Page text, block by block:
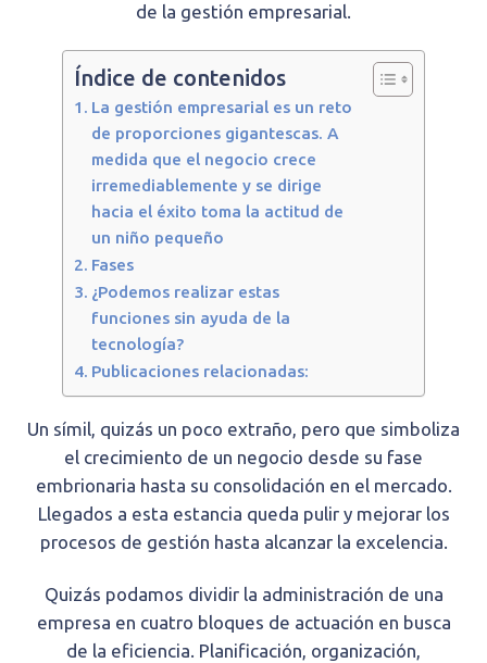
de la gestión empresarial.
Índice de contenidos
La gestión empresarial es un reto
de proporciones gigantescas. A
medida que el negocio crece
irremediablemente y se dirige
hacia el éxito toma la actitud de
un niño pequeño
Fases
¿Podemos realizar estas
funciones sin ayuda de la
tecnología?
Publicaciones relacionadas:
Un símil, quizás un poco extraño, pero que simboliza
el crecimiento de un negocio desde su fase
embrionaria hasta su consolidación en el mercado.
Llegados a esta estancia queda pulir y mejorar los
procesos de gestión hasta alcanzar la excelencia.
Quizás podamos dividir la administración de una
empresa en cuatro bloques de actuación en busca
de la eficiencia. Planificación, organización,